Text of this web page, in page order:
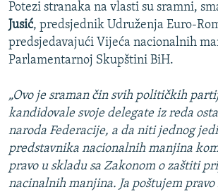
Potezi stranaka na vlasti su sramni,
Jusić, predsjednik Udruženja Euro-
predsjedavajući Vijeća nacionalnih
Parlamentarnoj Skupštini BiH.
„Ovo je sraman čin svih političkih
kandidovale svoje delegate iz reda
naroda Federacije, a da niti jednog
predstavnika nacionalnih manjina
pravo u skladu sa Zakonom o zaštiti
nacinalnih manjina. Ja poštujem